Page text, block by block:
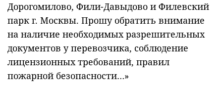
Дорогомилово, Фили-Давыдово и Филевский
парк г. Москвы. Прошу обратить внимание
на наличие необходимых разрешительных
документов у перевозчика, соблюдение
лицензионных требований, правил
пожарной безопасности…»